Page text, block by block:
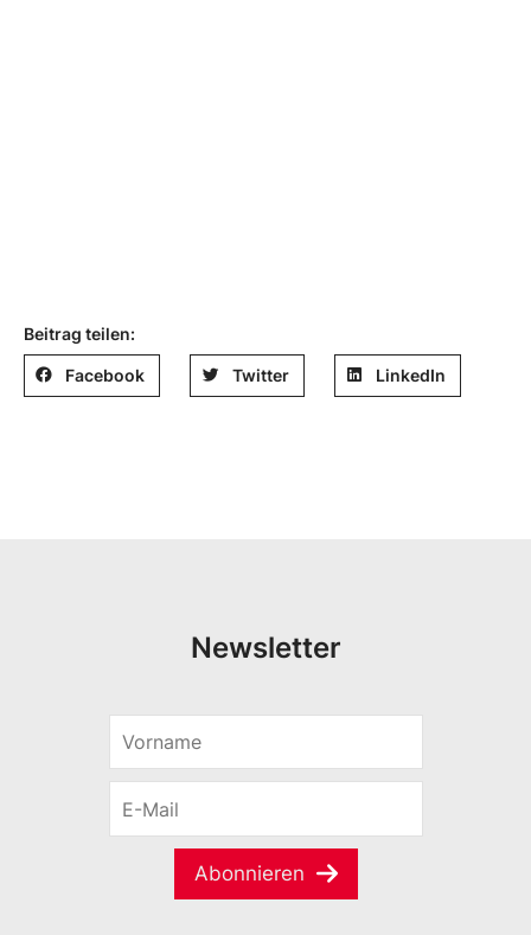
Beitrag teilen:
Facebook Twitter LinkedIn
Newsletter
r
m
M
Abonnieren